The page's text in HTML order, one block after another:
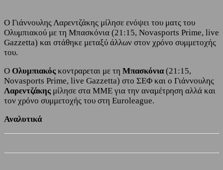
Ο Γιάννουλης Λαρεντζάκης μίλησε ενόψει του ματς του
Ολυμπιακού με τη Μπασκόνια (21:15, Novasports Prime, live
Gazzetta) και στάθηκε μεταξύ άλλων στον χρόνο συμμετοχής
του.
Ο Ολυμπιακός κοντραρεται με τη Μπασκόνια(21:15,
Novasports Prime, live Gazzetta) στο ΣΕΦ και ο Γιάννουλης
Λαρεντζάκης μίλησε στα ΜΜΕ για την αναμέτρηση αλλά και
τον χρόνο συμμετοχής του στη Euroleague.
Αναλυτικά